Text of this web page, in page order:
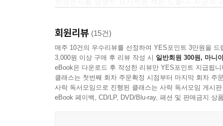
‘제1차 석유파동(오일쇼크)’까지 닥쳤다. 1972년
주식투자자들에겐 엄청난 타격이었으나 정작 더
잡히지 않았다는 점이었다. 저성장 기조에서도 물
첫 등장했다. 저성장과 고물가라는 반갑지 않은
물가상승률이 6.1%였던 1977년 1월 연방기금 금
-Fed의 지속적인 금리 인하: Fed가 지속적으로 금
-물가안정: 전반적으로 불안정하던 상품가격이 안
-채권 시장의 회복: 국채-회사채-주식 순으로
주식시장이 바닥을 쳤다. 1921년과 1949년,
바닥을 치고 회복세에 들어섰다.
역사적으로 시장의 가격이 어떻게 변해왔는
증권중개인이나 기업의 자산운용가 등에게 최고
학생들에게 투자의 고전으로 자리 잡을 것이라고
- 마크 파버 (『내일의 금맥』 저자)
이 책을 기억하라. 언젠가 당신이 엄청난 돈을 버
회원리뷰 (15건)
매주 10건의 우수리뷰를 선정하여 YES포인트 3만원을 드
3,000원 이상 구매 후 리뷰 작성 시 일반회원 300원, 마니
eBook은 다운로드 후 작성한 리뷰만 YES포인트 지급됩니
클래스는 첫번째 회차 주문확정 시점부터 마지막 회차 주
사락 독서모임으로 진행된 클래스는 사락 독서모임 게시
eBook 페이백, CD/LP, DVD/Blu-ray, 패션 및 판매금지 상